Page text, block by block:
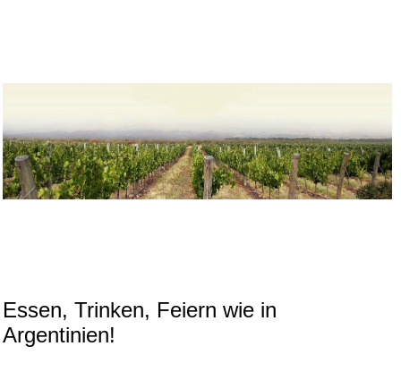
Essen, Trinken, Feiern wie in
Argentinien!